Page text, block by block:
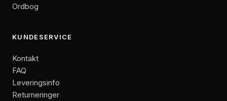
Ordbog
KUNDESERVICE
Kontakt
FAQ
Leveringsinfo
Returneringer